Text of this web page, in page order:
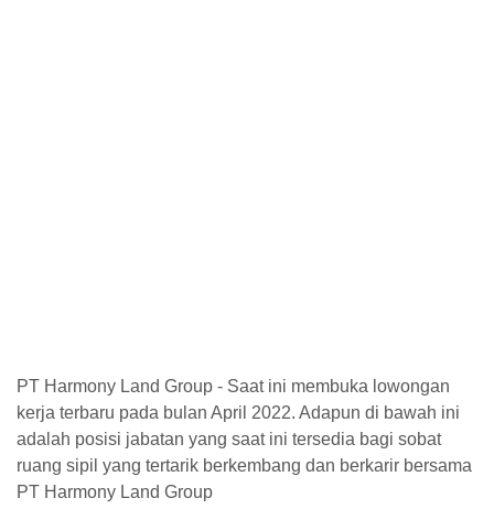
PT Harmony Land Group - Saat ini membuka lowongan
kerja terbaru pada bulan April 2022. Adapun di bawah ini
adalah posisi jabatan yang saat ini tersedia bagi sobat
ruang sipil yang tertarik berkembang dan berkarir bersama
PT Harmony Land Group